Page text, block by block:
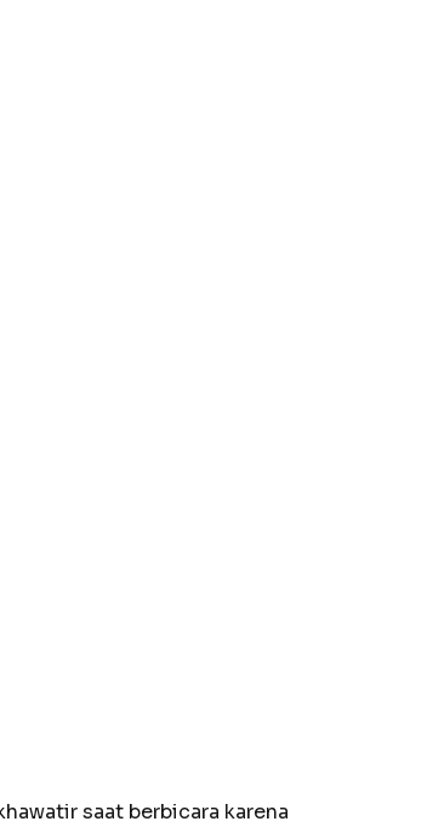
saat berbicara karena